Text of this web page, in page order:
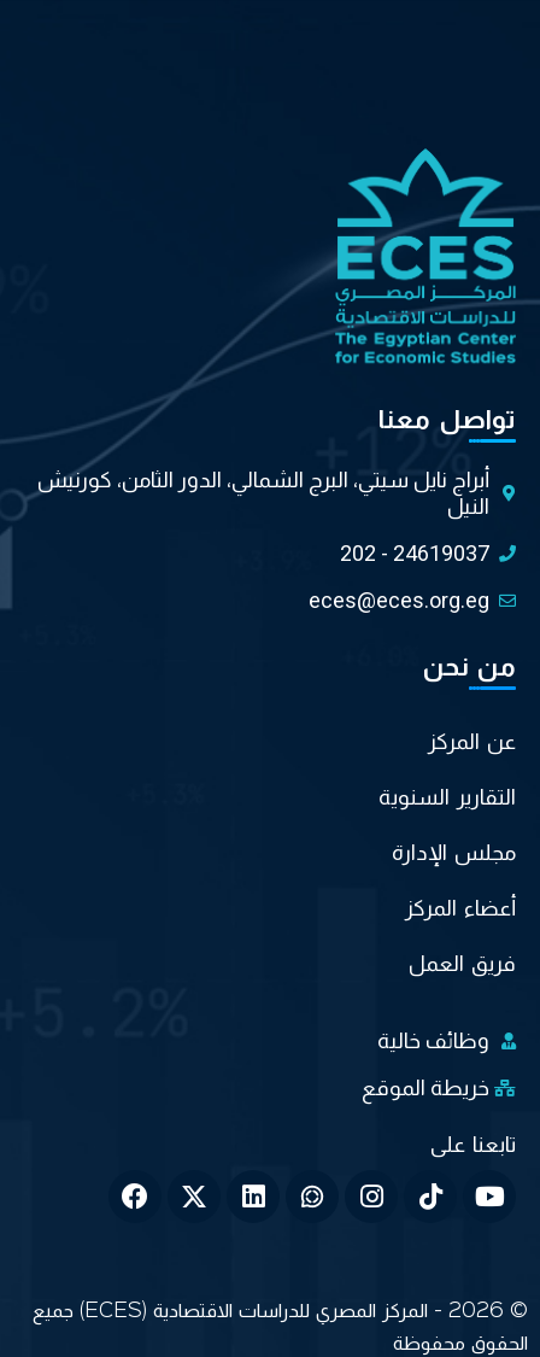
تواصل معنا
أبراج نايل سيتي، البرج الشمالي، الدور الثامن، كورنيش
النيل
202 - 24619037
eces@eces.org.eg
من نحن
عن المركز
التقارير السنوية
مجلس الإدارة
أعضاء المركز
فريق العمل
وظائف خالية
خريطة الموقع
© 2026 - المركز المصري للدراسات الاقتصادية (ECES) جميع
الحقوق محفوظة